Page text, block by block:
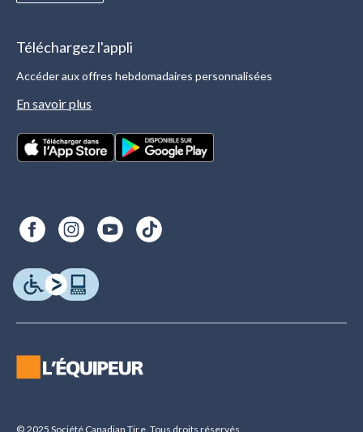
Téléchargez l'appli
Accéder aux offres hebdomadaires personnalisées
En savoir plus
© 2025 Société Canadian Tire. Tous droits réservés.